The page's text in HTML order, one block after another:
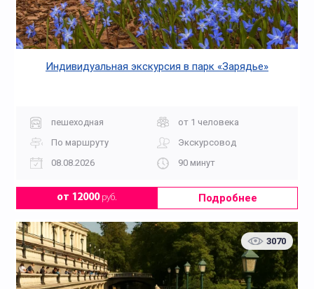
Индивидуальная экскурсия в парк «Зарядье»
пешеходная
от 1 человека
По маршруту
Экскурсовод
08.08.2026
90 минут
от 12000руб. Подробнее
3070